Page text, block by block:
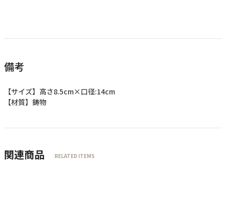
備考
【サイズ】高さ8.5cm×口径:14cm
【材質】鋳物
関連商品